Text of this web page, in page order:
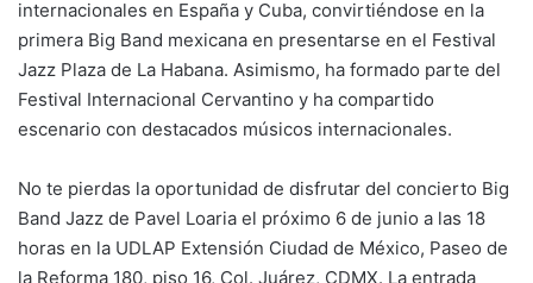
internacionales en España y Cuba, convirtiéndose en la
primera Big Band mexicana en presentarse en el Festival
Jazz Plaza de La Habana. Asimismo, ha formado parte del
Festival Internacional Cervantino y ha compartido
escenario con destacados músicos internacionales.
No te pierdas la oportunidad de disfrutar del concierto Big
Band Jazz de Pavel Loaria el próximo 6 de junio a las 18
horas en la UDLAP Extensión Ciudad de México, Paseo de
la Reforma 180, piso 16, Col. Juárez, CDMX. La entrada